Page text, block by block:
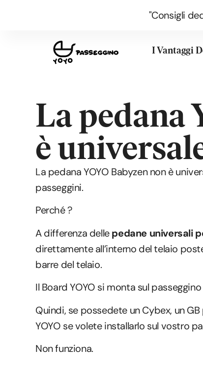
"Consigli
I Vantaggi
La pedana
è
La pedana YOYO Babyzen non è
passeggini.
Perché ?
A differenza dellepedane universali
direttamente all’interno del telaio
barre del telaio.
Il Board YOYO si monta sul
Quindi, se possedete un Cybex, un
YOYO se volete installarlo sul vostro
Non funziona.